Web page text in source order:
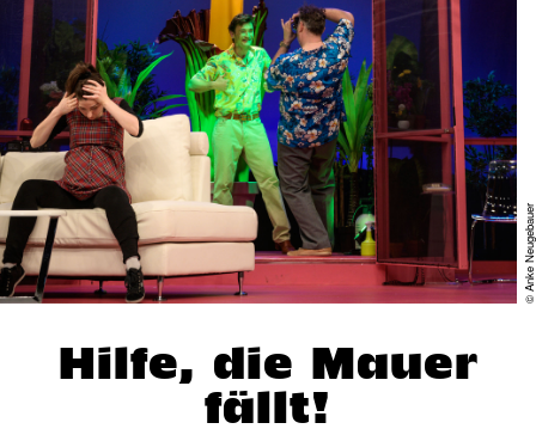
© Anke Neugebauer
Hilfe, die Mauer
fällt!